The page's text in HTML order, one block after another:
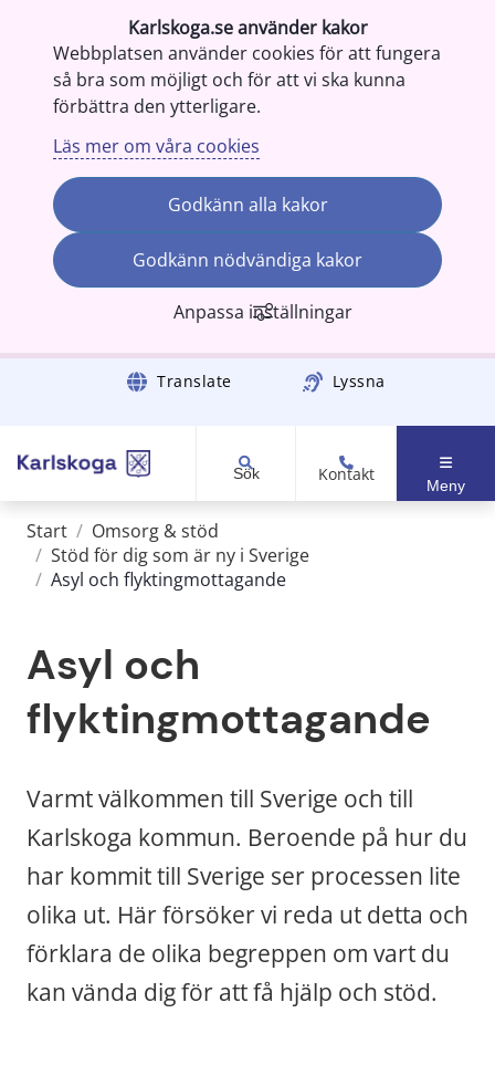
Karlskoga.se använder kakor
Webbplatsen använder cookies för att fungera
så bra som möjligt och för att vi ska kunna
förbättra den ytterligare.
Läs mer om våra cookies
Godkänn alla kakor
Godkänn nödvändiga kakor
Anpassa inställningar
Gå till innehåll Translate Lyssna
Sök Kontakt
Meny
Start / Omsorg & stöd
/ Stöd för dig som är ny i Sverige
/ Asyl och flyktingmottagande
Asyl och
flyktingmottagande
Varmt välkommen till Sverige och till
Karlskoga kommun. Beroende på hur du
har kommit till Sverige ser processen lite
olika ut. Här försöker vi reda ut detta och
förklara de olika begreppen om vart du
kan vända dig för att få hjälp och stöd.